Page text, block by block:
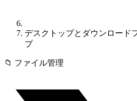
デスクトップとダウンロード
プ
📁 ファイル管理